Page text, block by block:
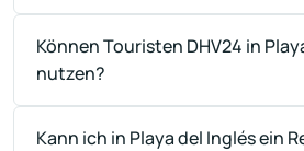
Können Touristen DHV24 in
nutzen?
Kann ich in Playa del Inglés ein